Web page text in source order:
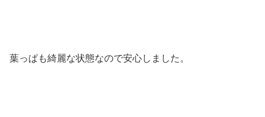
葉っぱも綺麗な状態なので安心しました。